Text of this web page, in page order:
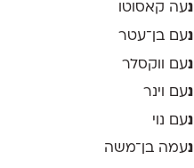
נעה קאסוטו
נעם בן־עטר
נעם ווקסלר
נעם וינר
נעם נוי
נעמה בן־משה